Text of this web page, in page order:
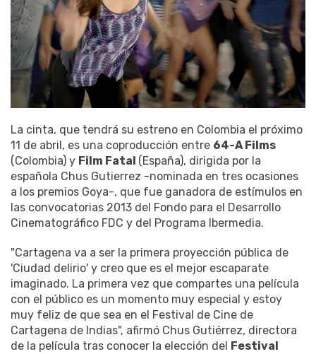
La cinta, que tendrá su estreno en Colombia el próximo
11 de abril, es una coproducción entre 64-A Films
(Colombia) y Film Fatal (España), dirigida por la
española Chus Gutierrez -nominada en tres ocasiones
a los premios Goya-, que fue ganadora de estímulos en
las convocatorias 2013 del Fondo para el Desarrollo
Cinematográfico FDC y del Programa Ibermedia.
"Cartagena va a ser la primera proyección pública de
'Ciudad delirio' y creo que es el mejor escaparate
imaginado. La primera vez que compartes una película
con el público es un momento muy especial y estoy
muy feliz de que sea en el Festival de Cine de
Cartagena de Indias", afirmó Chus Gutiérrez, directora
de la película tras conocer la elección del Festival